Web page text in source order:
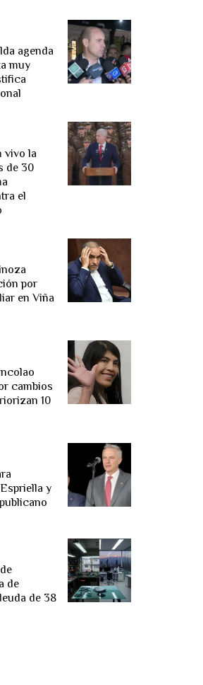
agenda
muy
vivo la
de 30
el
por
en Viña
cambios
10
y
de
de 38